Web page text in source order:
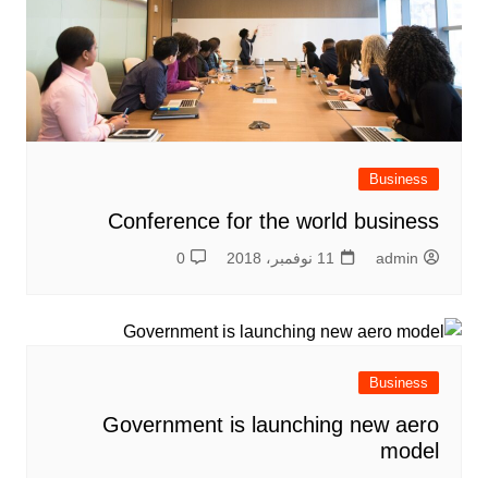
Business
Conference for the world business
admin 11 نوفمبر، 2018 0
Business
Government is launching new aero
model